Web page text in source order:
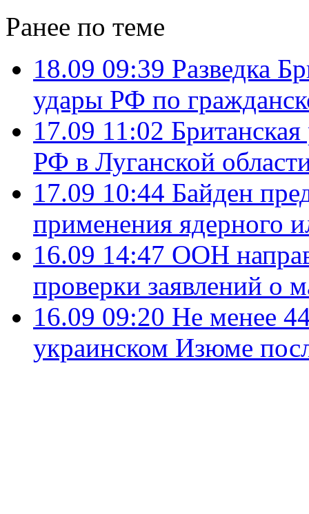
Ранее по теме
18.09 09:39 Разведка
удары РФ по
17.09 11:02
РФ в Луганской
17.09 10:44 Байден
применения ядерного
16.09 14:47 ООН
проверки заявлений о
16.09 09:20 Не менее
украинском Изюме